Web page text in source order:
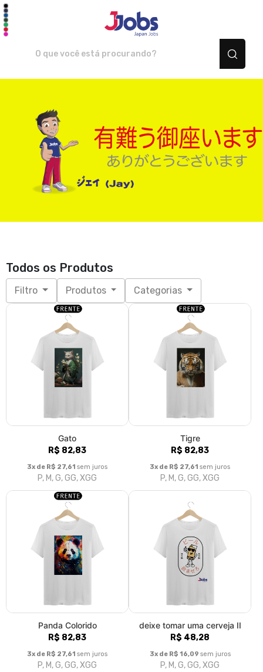
Todos os Produtos
Filtro Produtos Categorias
Gato
R$ 82,83
3x de R$ 27,61 sem juros
P, M, G, GG, XGG
Tigre
R$ 82,83
3x de R$ 27,61 sem juros
P, M, G, GG, XGG
Panda Colorido
R$ 82,83
3x de R$ 27,61 sem juros
P, M, G, GG, XGG
deixe tomar uma cerveja II
R$ 48,28
3x de R$ 16,09 sem juros
P, M, G, GG, XGG